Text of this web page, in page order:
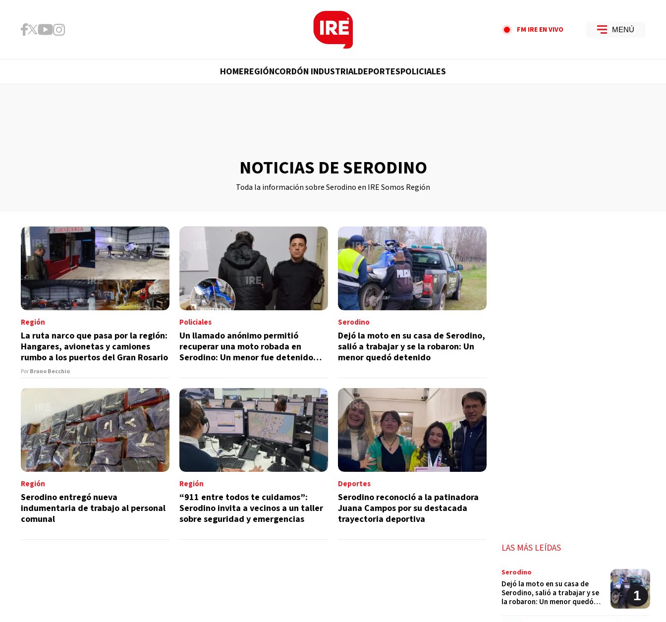
FM IRE EN VIVO MENÚ
HOMEREGIÓNCORDÓN INDUSTRIALDEPORTESPOLICIALES
NOTICIAS DE SERODINO
Toda la información sobre Serodino en IRE Somos Región
Región
La ruta narco que pasa por la región:
Hangares, avionetas y camiones
rumbo a los puertos del Gran Rosario
PorBruno Becchio
Policiales
Un llamado anónimo permitió
recuperar una moto robada en
Serodino: Un menor fue detenido
Serodino
Dejó la moto en su casa de Serodino,
salió a trabajar y se la robaron: Un
menor quedó detenido
Región
Serodino entregó nueva
indumentaria de trabajo al personal
comunal
Región
“911 entre todos te cuidamos”:
Serodino invita a vecinos a un taller
sobre seguridad y emergencias
Deportes
Serodino reconoció a la patinadora
Juana Campos por su destacada
trayectoria deportiva
LAS MÁS LEÍDAS
Serodino
Dejó la moto en su casa de
Serodino, salió a trabajar y se
la robaron: Un menor quedó